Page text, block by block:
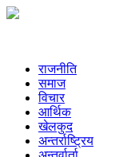
राजनीति
समाज
विचार
आर्थिक
खेलकुद
अन्तर्राष्ट्रिय